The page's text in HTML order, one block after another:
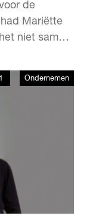
de
Mariëtte
niet samen
Want wat
1 Ondernemen